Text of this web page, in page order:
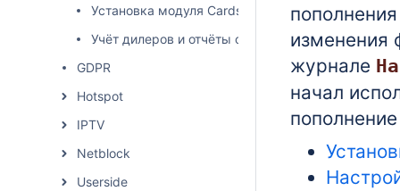
Установка модуля Cards
Учёт дилеров и отчёты о продажах
GDPR
Hotspot
IPTV
Netblock
Userside
изменения
журнале
начал